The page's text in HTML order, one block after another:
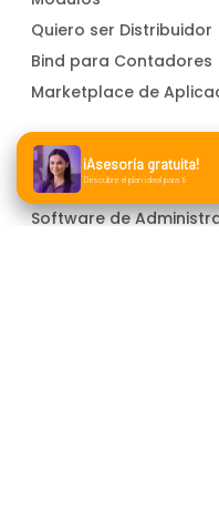
Quiero ser Distribuidor
Bind para Contadores
Marketplace de
Soluciones
Software para
Software de